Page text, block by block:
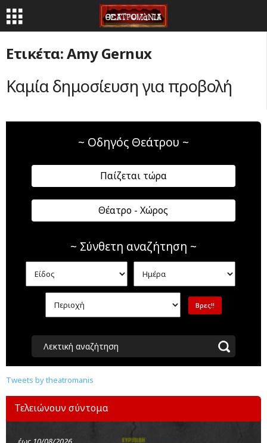
Ετικέτα: Amy Gernux
Καμία δημοσίευση για προβολή
~ Οδηγός Θεάτρου ~
Παίζεται τώρα
Θέατρο - Χώρος
~ Σύνθετη αναζήτηση ~
Λεκτική αναζήτηση
Tweets by theatromanis
Τελειώνουν σύντομα